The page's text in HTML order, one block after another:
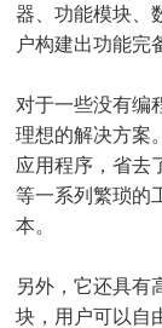
器、功能模块、
户构建出功能完
对于一些没有编
理想的解决方案
应用程序，省去
等一系列繁琐的
本。
另外，它还具有
块，用户可以自